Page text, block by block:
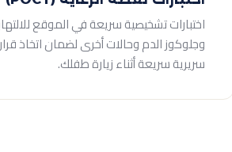
اختبارات تشخيصية سريعة في الموقع
وجلوكوز الدم وحالات أخرى لضمان اتخاذ
سريرية سريعة أثناء زيارة طفلك.